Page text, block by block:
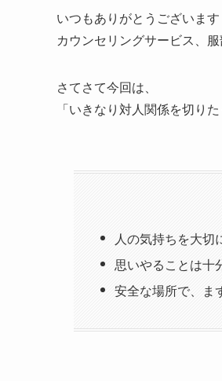
いつもありがとうございます
カウンセリングサービス、服
さてさて今回は、
「いきなり対人関係を切り
人の気持ちを大切
思いやることは十
安全な場所で、ま